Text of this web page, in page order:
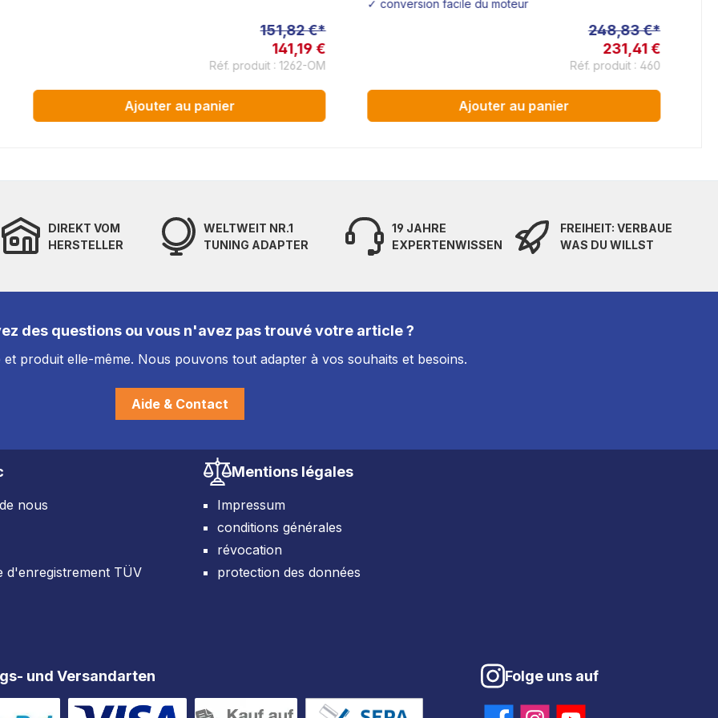
151,82 €*
141,19 €
Réf. produit : 1262-OM
Ajouter au panier
✓ conversion facile du moteur
248,83 €*
231,41 €
Réf. produit : 460
Ajouter au panier
DIREKT VOM
HERSTELLER
WELTWEIT NR.1
TUNING ADAPTER
19 JAHRE
EXPERTENWISSEN
FREIHEIT: VERBAUE
WAS DU WILLST
des questions ou vous n'avez pas trouvé votre article ?
et produit elle-même. Nous pouvons tout adapter à vos souhaits et besoins.
Aide & Contact
nous
d'enregistrement TÜV
Mentions légales
Impressum
conditions générales
révocation
protection des données
und Versandarten Folge uns auf